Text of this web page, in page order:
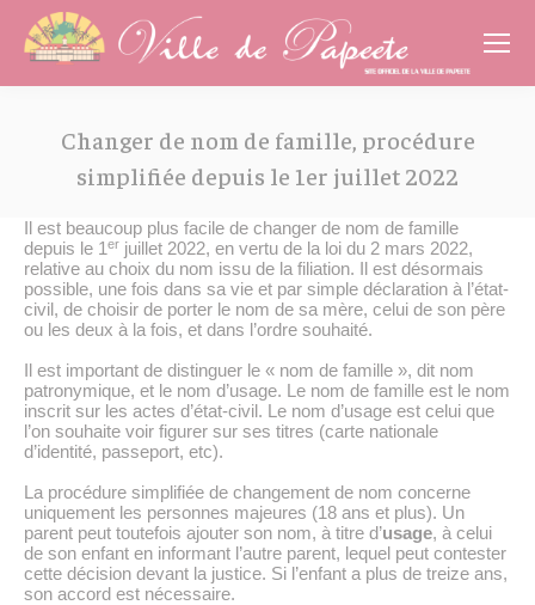
Changer de nom de famille, procédure
simplifiée depuis le 1er juillet 2022
Il est beaucoup plus facile de changer de nom de famille
depuis le 1 er juillet 2022, en vertu de la loi du 2 mars 2022,
relative au choix du nom issu de la filiation. Il est désormais
possible, une fois dans sa vie et par simple déclaration à l’état-
civil, de choisir de porter le nom de sa mère, celui de son père
ou les deux à la fois, et dans l’ordre souhaité.
Il est important de distinguer le « nom de famille », dit nom
patronymique, et le nom d’usage. Le nom de famille est le nom
inscrit sur les actes d’état-civil. Le nom d’usage est celui que
l’on souhaite voir figurer sur ses titres (carte nationale
d’identité, passeport, etc).
La procédure simplifiée de changement de nom concerne
uniquement les personnes majeures (18 ans et plus). Un
parent peut toutefois ajouter son nom, à titre d’usage, à celui
de son enfant en informant l’autre parent, lequel peut contester
cette décision devant la justice. Si l’enfant a plus de treize ans,
son accord est nécessaire.
Cookies management panel